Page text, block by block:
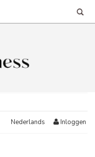
Nederlands Inloggen